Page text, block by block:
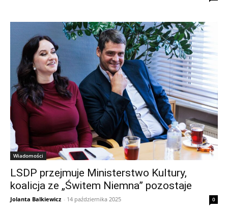
Wiadomości
LSDP przejmuje Ministerstwo Kultury,
koalicja ze „Świtem Niemna” pozostaje
Jolanta Balkiewicz - 14 października 2025 0